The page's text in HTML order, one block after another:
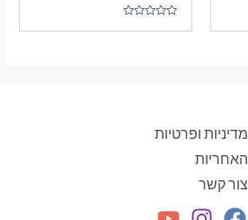
מדיניות ופרטיות
האחריות
צור קשר